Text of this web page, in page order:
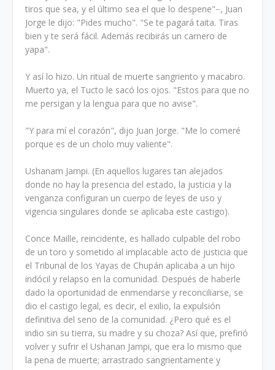
tiros que sea, y el último sea el que lo despene" ̶ , Juan
Jorge le dijo: "Pides mucho". "Se te pagará taita. Tiras
bien y te será fácil. Además recibirás un carnero de
yapa".
Y así lo hizo. Un ritual de muerte sangriento y macabro.
Muerto ya, el Tucto le sacó los ojos. "Estos para que no
me persigan y la lengua para que no avise".
"Y para mí el corazón", dijo Juan Jorge. "Me lo comeré
porque es de un cholo muy valiente".
Ushanam Jampi. (En aquellos lugares tan alejados
donde no hay la presencia del estado, la justicia y la
venganza configuran un cuerpo de leyes de uso y
vigencia singulares donde se aplicaba este castigo).
Conce Maille, reincidente, es hallado culpable del robo
de un toro y sometido al implacable acto de justicia que
el Tribunal de los Yayas de Chupán aplicaba a un hijo
indócil y relapso en la comunidad. Después de haberle
dado la oportunidad de enmendarse y reconciliarse, se
dio el castigo legal, es decir, el exilio, la expulsión
definitiva del seno de la comunidad. ¿Pero qué es el
indio sin su tierra, su madre y su choza? Así que, prefirió
volver y sufrir el Ushanan Jampi, que era lo mismo que
la pena de muerte; arrastrado sangrientamente y